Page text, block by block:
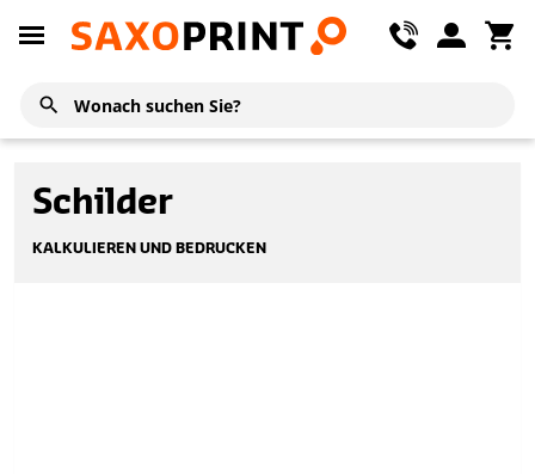
Schilder
KALKULIEREN UND BEDRUCKEN